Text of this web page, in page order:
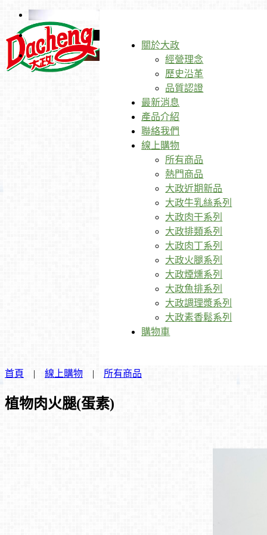
關於大政
經營理念
歷史沿革
品質認證
最新消息
產品介紹
聯絡我們
線上購物
所有商品
熱門商品
大政近期新品
大政牛乳絲系列
大政肉干系列
大政排類系列
大政肉丁系列
大政火腿系列
大政煙燻系列
大政魚排系列
大政調理漿系列
大政素香鬆系列
購物車
首頁 | 線上購物 | 所有商品
植物肉火腿(蛋素)